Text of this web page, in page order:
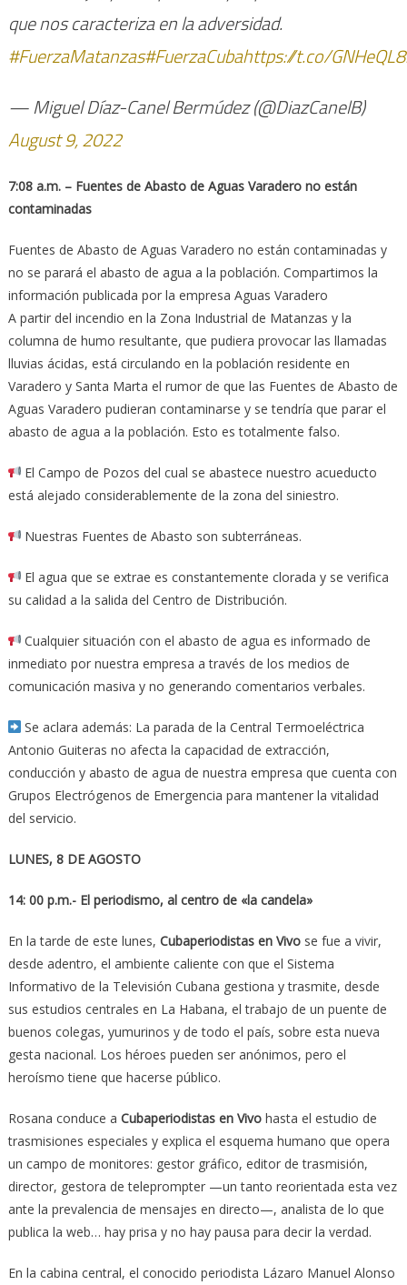
que nos caracteriza en la adversidad.
#FuerzaMatanzas#FuerzaCubahttps://t.co/
— Miguel Díaz-Canel Bermúdez (@DiazCanelB)
August 9, 2022
7:08 a.m. – Fuentes de Abasto de Aguas Varadero no están
contaminadas
Fuentes de Abasto de Aguas Varadero no están contaminadas y
no se parará el abasto de agua a la población. Compartimos la
información publicada por la empresa Aguas Varadero
A partir del incendio en la Zona Industrial de Matanzas y la
columna de humo resultante, que pudiera provocar las llamadas
lluvias ácidas, está circulando en la población residente en
Varadero y Santa Marta el rumor de que las Fuentes de Abasto de
Aguas Varadero pudieran contaminarse y se tendría que parar el
abasto de agua a la población. Esto es totalmente falso.
El Campo de Pozos del cual se abastece nuestro acueducto
está alejado considerablemente de la zona del siniestro.
Nuestras Fuentes de Abasto son subterráneas.
El agua que se extrae es constantemente clorada y se verifica
su calidad a la salida del Centro de Distribución.
Cualquier situación con el abasto de agua es informado de
inmediato por nuestra empresa a través de los medios de
comunicación masiva y no generando comentarios verbales.
Se aclara además: La parada de la Central Termoeléctrica
Antonio Guiteras no afecta la capacidad de extracción,
conducción y abasto de agua de nuestra empresa que cuenta con
Grupos Electrógenos de Emergencia para mantener la vitalidad
del servicio.
LUNES, 8 DE AGOSTO
14: 00 p.m.- El periodismo, al centro de «la candela»
En la tarde de este lunes, Cubaperiodistas en Vivose fue a vivir,
desde adentro, el ambiente caliente con que el Sistema
Informativo de la Televisión Cubana gestiona y trasmite, desde
sus estudios centrales en La Habana, el trabajo de un puente de
buenos colegas, yumurinos y de todo el país, sobre esta nueva
gesta nacional. Los héroes pueden ser anónimos, pero el
heroísmo tiene que hacerse público.
Rosana conduce a Cubaperiodistas en Vivo hasta el estudio de
trasmisiones especiales y explica el esquema humano que opera
un campo de monitores: gestor gráfico, editor de trasmisión,
director, gestora de teleprompter —un tanto reorientada esta vez
ante la prevalencia de mensajes en directo—, analista de lo que
publica la web… hay prisa y no hay pausa para decir la verdad.
En la cabina central, el conocido periodista Lázaro Manuel Alonso